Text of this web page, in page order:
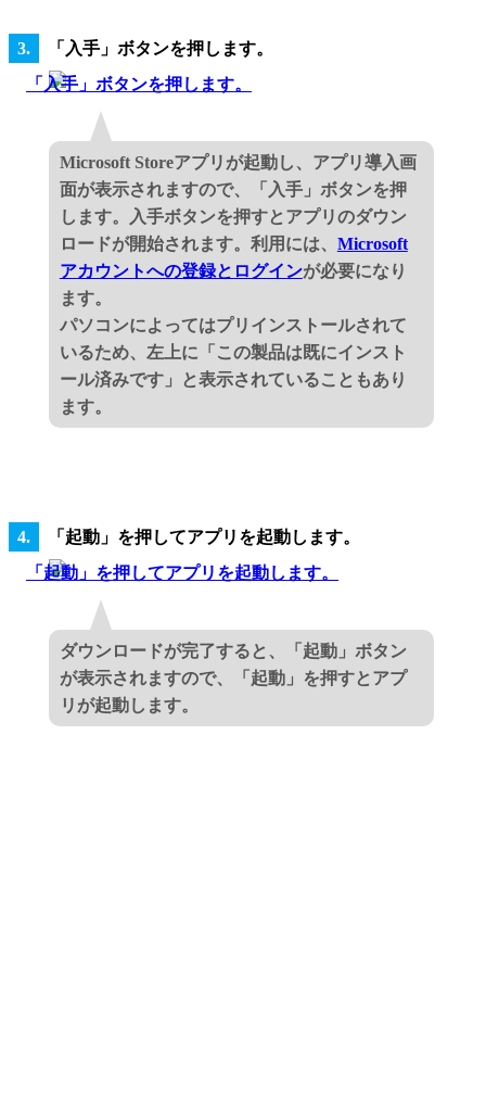
「入手」ボタンを押します。
Microsoft Storeアプリが起動し、アプリ導入画
面が表示されますので、「入手」ボタンを押
します。入手ボタンを押すとアプリのダウン
ロードが開始されます。利用には、 Microsoft
アカウントへの登録とログインが必要になり
ます。
パソコンによってはプリインストールされて
いるため、左上に「この製品は既にインスト
ール済みです」と表示されていることもあり
ます。
「起動」を押してアプリを起動します。
ダウンロードが完了すると、「起動」ボタン
が表示されますので、「起動」を押すとアプ
リが起動します。